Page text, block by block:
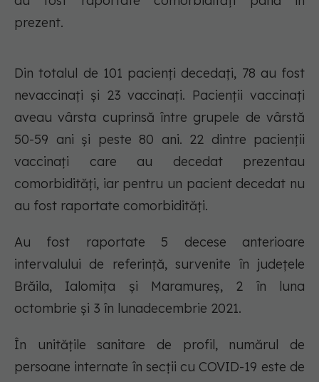
prezent.
Din totalul de 101 pacienți decedați, 78 au fost
nevaccinați și 23 vaccinați. Pacienții vaccinați
aveau vârsta cuprinsă între grupele de vârstă
50-59 ani și peste 80 ani. 22 dintre pacienții
vaccinați care au decedat prezentau
comorbidități, iar pentru un pacient decedat nu
au fost raportate comorbidități.
Au fost raportate 5 decese anterioare
intervalului de referință, survenite în județele
Brăila, Ialomița și Maramureș, 2 în luna
octombrie și 3 în lunadecembrie 2021.
În unitățile sanitare de profil, numărul de
persoane internate în secții cu COVID-19 este de